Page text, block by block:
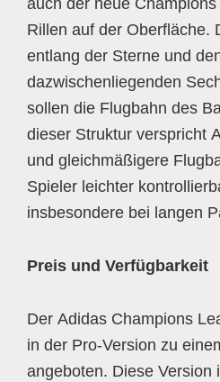
auch der neue
Rillen auf der Oberfläche.
entlang der Sterne und
dazwischenliegenden
sollen die Flugbahn des
dieser Struktur verspricht
und gleichmäßigere
Spieler leichter
insbesondere bei langen
Preis und Verfügbarkeit
Der Adidas Champions
in der Pro-Version zu
angeboten. Diese Version